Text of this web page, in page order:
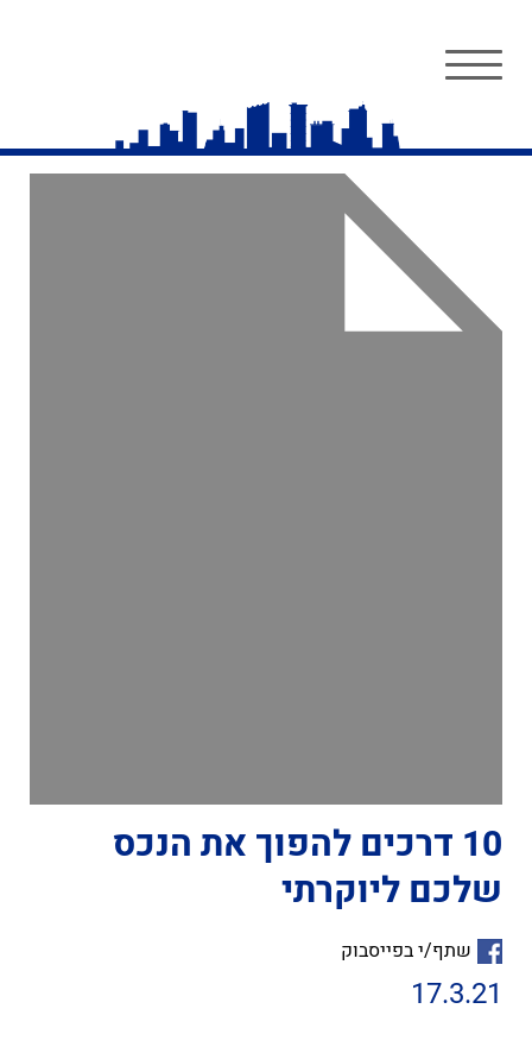
10 דרכים להפוך את הנכס
שלכם ליוקרתי
שתף/י בפייסבוק
17.3.21